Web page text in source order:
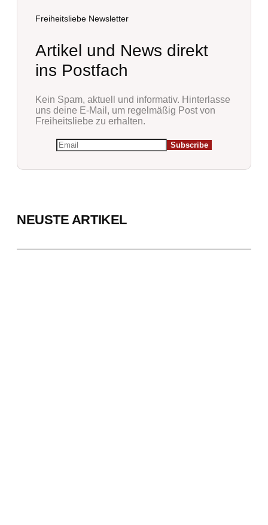
Freiheitsliebe Newsletter
Artikel und News direkt
ins Postfach
Kein Spam, aktuell und informativ. Hinterlasse
uns deine E-Mail, um regelmäßig Post von
Freiheitsliebe zu erhalten.
NEUSTE ARTIKEL